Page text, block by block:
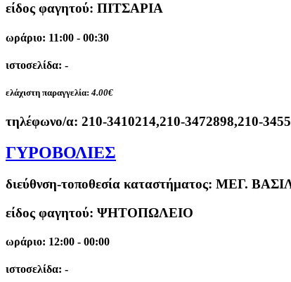
είδος φαγητού: ΠΙΤΣΑΡΙΑ
ωράριο: 11:00 - 00:30
ιστοσελίδα: -
ελάχιστη παραγγελία: 4.00€
τηλέφωνο/α: 210-3410214,210-3472898,210-
ΓΥΡΟΒΟΛΙΕΣ
διεύθνση-τοποθεσία καταστήματος: ΜΕΓ.
είδος φαγητού: ΨΗΤΟΠΩΛΕΙΟ
ωράριο: 12:00 - 00:00
ιστοσελίδα: -